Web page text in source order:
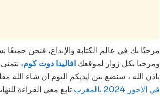
مرحبًا بك في عالم الكتابة والإبداع، فنحن
ومرحبا بكل زوار لموقعك افاليدا دوت كوم،
باذن الله ، سنضع بين ايديكم اليوم ان شاء
في الاجور 2024 بالمغر
ب تابع معي القراءة